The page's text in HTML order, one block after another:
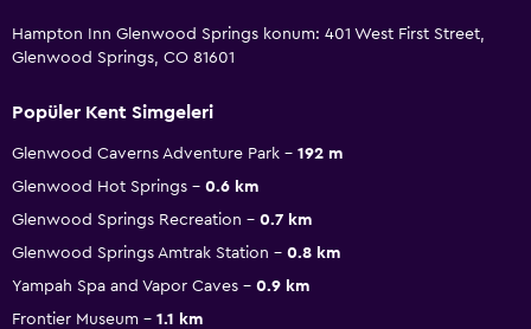
Hampton Inn Glenwood Springs konum: 401 West First Street,
Glenwood Springs, CO 81601
Popüler Kent Simgeleri
Glenwood Caverns Adventure Park
192 m
Glenwood Hot Springs
0.6 km
Glenwood Springs Recreation
0.7 km
Glenwood Springs Amtrak Station
0.8 km
Yampah Spa and Vapor Caves
0.9 km
Frontier Museum
1.1 km